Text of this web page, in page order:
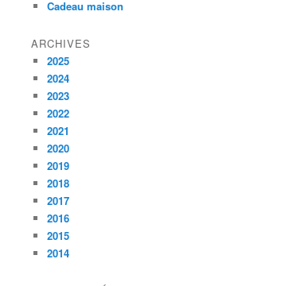
Cadeau maison
ARCHIVES
2025
2024
2023
2022
2021
2020
2019
2018
2017
2016
2015
2014